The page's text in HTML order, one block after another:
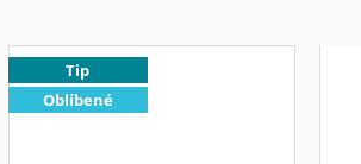
Tip
Oblíbené